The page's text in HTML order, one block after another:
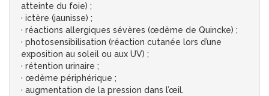
atteinte du foie) ;
· ictère (jaunisse) ;
· réactions allergiques sévères (œdème de Quincke) ;
· photosensibilisation (réaction cutanée lors d’une
exposition au soleil ou aux UV) ;
· rétention urinaire ;
· œdème périphérique ;
· augmentation de la pression dans l’œil.